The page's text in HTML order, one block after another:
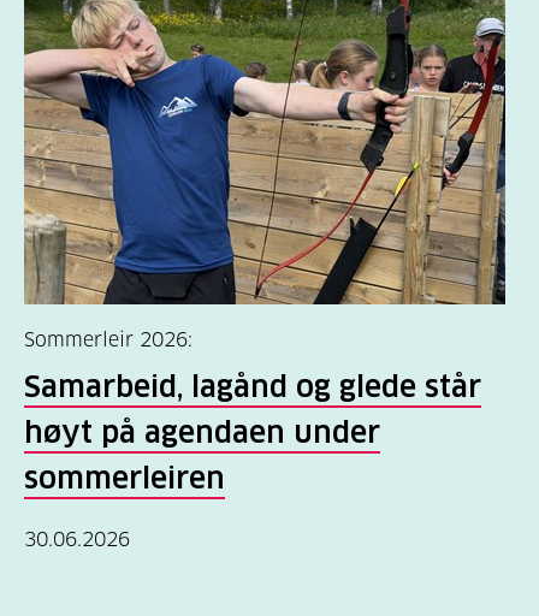
Sommerleir 2026:
Samarbeid, lagånd og glede står
høyt på agendaen under
sommerleiren
30.06.2026